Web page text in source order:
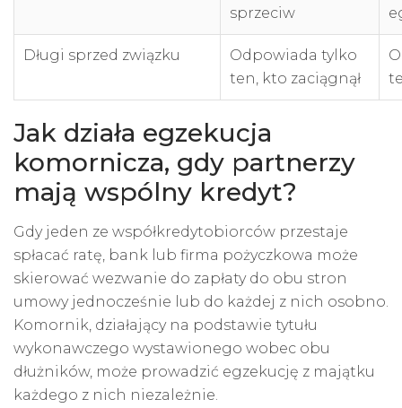
sprzeciw
Długi sprzed związku
Odpowiada tylko
ten, kto zaciągnął
Jak działa egzekucja
komornicza, gdy partnerzy
mają wspólny kredyt?
Gdy jeden ze współkredytobiorców przestaje
spłacać ratę, bank lub firma pożyczkowa może
skierować wezwanie do zapłaty do obu stron
umowy jednocześnie lub do każdej z nich osobno.
Komornik, działający na podstawie tytułu
wykonawczego wystawionego wobec obu
dłużników, może prowadzić egzekucję z majątku
każdego z nich niezależnie.